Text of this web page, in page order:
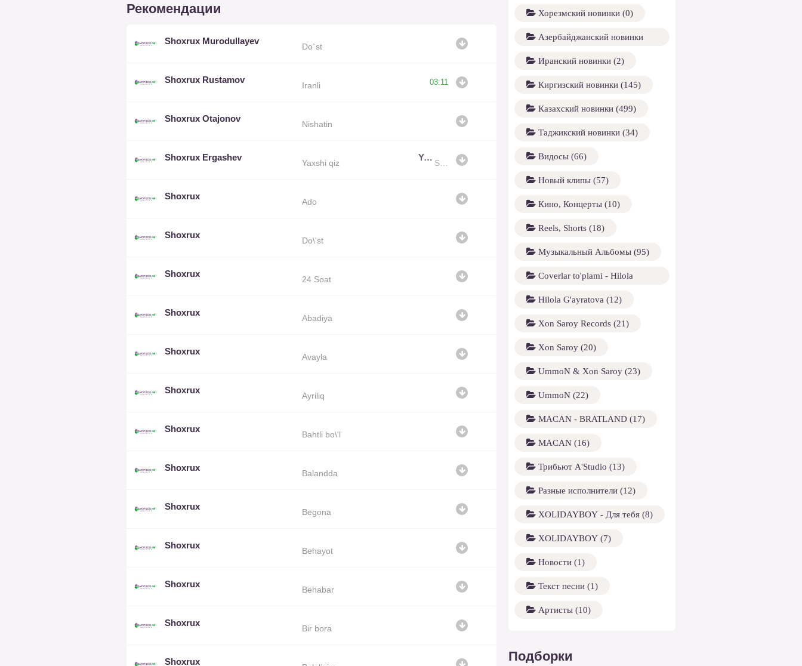
Рекомендации
Shoxrux Murodullayev
Do`st
Shoxrux Rustamov
Iranli 03:11
Shoxrux Otajonov
Nishatin
Shoxrux Ergashev
Yaxshi qiz
Yaxshi qiz
Shoxrux
Ado
Shoxrux
Do\'st
Shoxrux
24 Soat
Shoxrux
Abadiya
Shoxrux
Avayla
Shoxrux
Ayriliq
Shoxrux
Bahtli bo\'l
Shoxrux
Balandda
Shoxrux
Begona
Shoxrux
Behayot
Shoxrux
Behabar
Shoxrux
Bir bora
Shoxrux
Хорезмский новинки (0)
Азербайджанский новинки
(1158)
Иранский новинки (2)
Киргизский новинки (145)
Казахский новинки (499)
Таджикский новинки (34)
Видосы (66)
Новый клипы (57)
Кино, Концерты (10)
Reels, Shorts (18)
Музыкальный Альбомы (95)
Coverlar to'plami - Hilola
G'ayratova (13)
Hilola G'ayratova (12)
Xon Saroy Records (21)
Xon Saroy (20)
UmmoN & Xon Saroy (23)
UmmoN (22)
MACAN - BRATLAND (17)
MACAN (16)
Трибьют A'Studio (13)
Разные исполнители (12)
XOLIDAYBOY - Для тебя (8)
XOLIDAYBOY (7)
Новости (1)
Текст песни (1)
Артисты (10)
Подборки